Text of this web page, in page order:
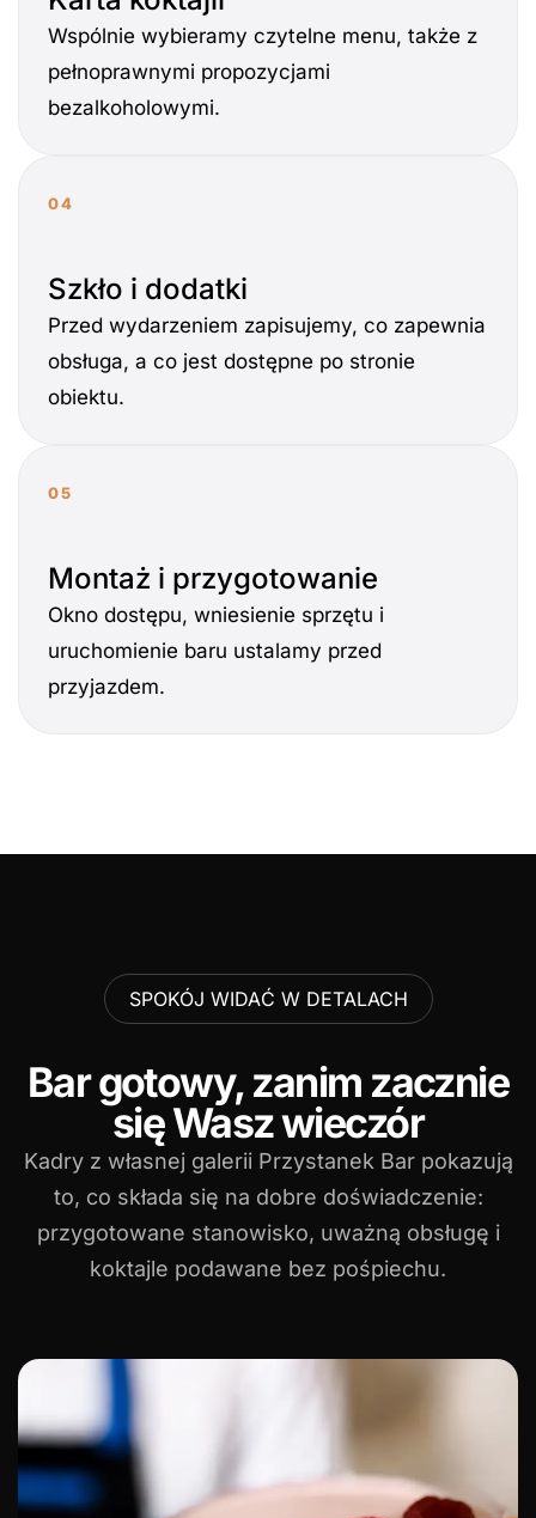
Wspólnie wybieramy czytelne menu, także z
pełnoprawnymi propozycjami
bezalkoholowymi.
04
Szkło i dodatki
Przed wydarzeniem zapisujemy, co zapewnia
obsługa, a co jest dostępne po stronie
obiektu.
05
Montaż i przygotowanie
Okno dostępu, wniesienie sprzętu i
uruchomienie baru ustalamy przed
przyjazdem.
SPOKÓJ WIDAĆ W DETALACH
Bar gotowy, zanim zacznie
się Wasz wieczór
Kadry z własnej galerii Przystanek Bar pokazują
to, co składa się na dobre doświadczenie:
przygotowane stanowisko, uważną obsługę i
koktajle podawane bez pośpiechu.